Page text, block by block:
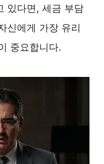
있다면, 세금 부담
신에게 가장 유리
중요합니다.